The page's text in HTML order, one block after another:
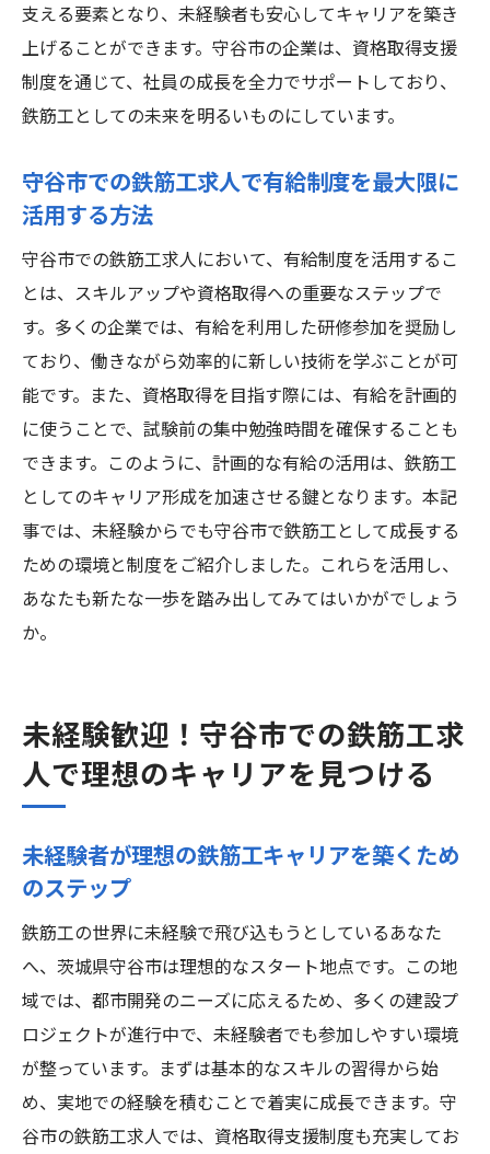
支える要素となり、未経験者も安心してキャリアを築き
上げることができます。守谷市の企業は、資格取得支援
制度を通じて、社員の成長を全力でサポートしており、
鉄筋工としての未来を明るいものにしています。
守谷市での鉄筋工求人で有給制度を最大限に
活用する方法
守谷市での鉄筋工求人において、有給制度を活用するこ
とは、スキルアップや資格取得への重要なステップで
す。多くの企業では、有給を利用した研修参加を奨励し
ており、働きながら効率的に新しい技術を学ぶことが可
能です。また、資格取得を目指す際には、有給を計画的
に使うことで、試験前の集中勉強時間を確保することも
できます。このように、計画的な有給の活用は、鉄筋工
としてのキャリア形成を加速させる鍵となります。本記
事では、未経験からでも守谷市で鉄筋工として成長する
ための環境と制度をご紹介しました。これらを活用し、
あなたも新たな一歩を踏み出してみてはいかがでしょう
か。
未経験歓迎！守谷市での鉄筋工求
人で理想のキャリアを見つける
未経験者が理想の鉄筋工キャリアを築くため
のステップ
鉄筋工の世界に未経験で飛び込もうとしているあなた
へ、茨城県守谷市は理想的なスタート地点です。この地
域では、都市開発のニーズに応えるため、多くの建設プ
ロジェクトが進行中で、未経験者でも参加しやすい環境
が整っています。まずは基本的なスキルの習得から始
め、実地での経験を積むことで着実に成長できます。守
谷市の鉄筋工求人では、資格取得支援制度も充実してお